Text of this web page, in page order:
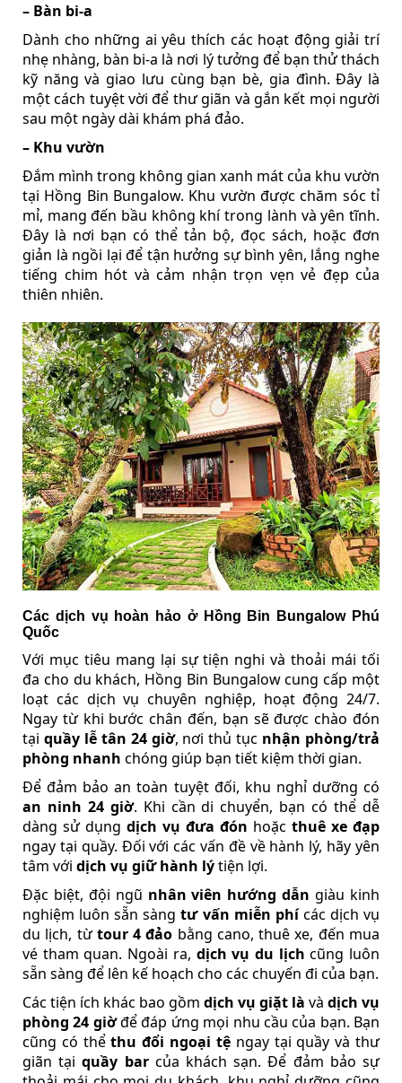
– Bàn bi-a
Dành cho những ai yêu thích các hoạt động giải trí
nhẹ nhàng, bàn bi-a là nơi lý tưởng để bạn thử thách
kỹ năng và giao lưu cùng bạn bè, gia đình. Đây là
một cách tuyệt vời để thư giãn và gắn kết mọi người
sau một ngày dài khám phá đảo.
– Khu vườn
Đắm mình trong không gian xanh mát của khu vườn
tại Hồng Bin Bungalow. Khu vườn được chăm sóc tỉ
mỉ, mang đến bầu không khí trong lành và yên tĩnh.
Đây là nơi bạn có thể tản bộ, đọc sách, hoặc đơn
giản là ngồi lại để tận hưởng sự bình yên, lắng nghe
tiếng chim hót và cảm nhận trọn vẹn vẻ đẹp của
thiên nhiên.
Các dịch vụ hoàn hảo ở Hồng Bin Bungalow Phú
Quốc
Với mục tiêu mang lại sự tiện nghi và thoải mái tối
đa cho du khách, Hồng Bin Bungalow cung cấp một
loạt các dịch vụ chuyên nghiệp, hoạt động 24/7.
Ngay từ khi bước chân đến, bạn sẽ được chào đón
tại quầy lễ tân 24 giờ, nơi thủ tục nhận phòng/trả
phòng nhanh chóng giúp bạn tiết kiệm thời gian.
Để đảm bảo an toàn tuyệt đối, khu nghỉ dưỡng có
an ninh 24 giờ. Khi cần di chuyển, bạn có thể dễ
dàng sử dụng dịch vụ đưa đón hoặc thuê xe đạp
ngay tại quầy. Đối với các vấn đề về hành lý, hãy yên
tâm với dịch vụ giữ hành lýtiện lợi.
Đặc biệt, đội ngũ nhân viên hướng dẫn giàu kinh
nghiệm luôn sẵn sàngtư vấn miễn phícác dịch vụ
du lịch, từtour 4 đảo bằng cano, thuê xe, đến mua
vé tham quan. Ngoài ra, dịch vụ du lịch cũng luôn
sẵn sàng để lên kế hoạch cho các chuyến đi của bạn.
Các tiện ích khác bao gồm dịch vụ giặt là và dịch vụ
phòng 24 giờđể đáp ứng mọi nhu cầu của bạn. Bạn
cũng có thểthu đổi ngoại tệngay tại quầy và thư
giãn tạiquầy barcủa khách sạn. Để đảm bảo sự